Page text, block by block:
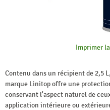
Imprimer
Contenu dans un récipient de 2,5
marque Linitop offre une
conservant l'aspect naturel de
application intérieure ou